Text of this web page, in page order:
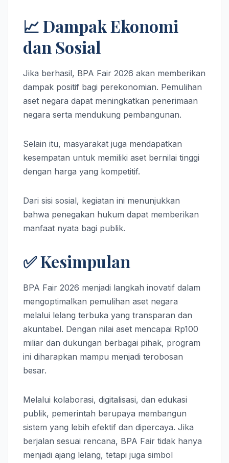
📈 Dampak Ekonomi
dan Sosial
Jika berhasil, BPA Fair 2026 akan memberikan
dampak positif bagi perekonomian. Pemulihan
aset negara dapat meningkatkan penerimaan
negara serta mendukung pembangunan.
Selain itu, masyarakat juga mendapatkan
kesempatan untuk memiliki aset bernilai tinggi
dengan harga yang kompetitif.
Dari sisi sosial, kegiatan ini menunjukkan
bahwa penegakan hukum dapat memberikan
manfaat nyata bagi publik.
✅ Kesimpulan
BPA Fair 2026 menjadi langkah inovatif dalam
mengoptimalkan pemulihan aset negara
melalui lelang terbuka yang transparan dan
akuntabel. Dengan nilai aset mencapai Rp100
miliar dan dukungan berbagai pihak, program
ini diharapkan mampu menjadi terobosan
besar.
Melalui kolaborasi, digitalisasi, dan edukasi
publik, pemerintah berupaya membangun
sistem yang lebih efektif dan dipercaya. Jika
berjalan sesuai rencana, BPA Fair tidak hanya
menjadi ajang lelang, tetapi juga simbol